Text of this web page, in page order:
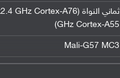
GHz Cortex-A55)
Mali-G57 MC3